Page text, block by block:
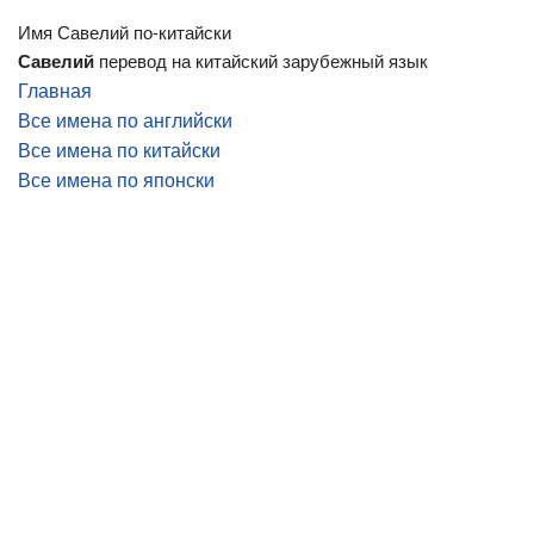
Имя Савелий по-китайски
Савелий перевод на китайский зарубежный язык
Главная
Все имена по английски
Все имена по китайски
Все имена по японски